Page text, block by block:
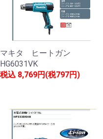
マキタ ヒートガン
HG6031VK
税込 8,769円(税797円)